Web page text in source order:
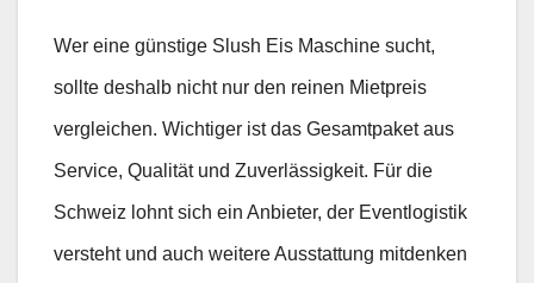
Wer eine günstige Slush Eis Maschine sucht,
sollte deshalb nicht nur den reinen Mietpreis
vergleichen. Wichtiger ist das Gesamtpaket aus
Service, Qualität und Zuverlässigkeit. Für die
Schweiz lohnt sich ein Anbieter, der Eventlogistik
versteht und auch weitere Ausstattung mitdenken